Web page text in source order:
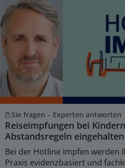
Sie fragen – Experten antworten
Reiseimpfungen bei
Abstandsregeln
Bei der Hotline Impfen werden
Praxis evidenzbasiert und